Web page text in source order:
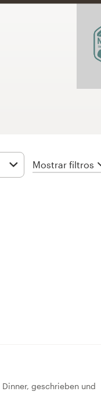
Mostrar filtros
geschrieben und